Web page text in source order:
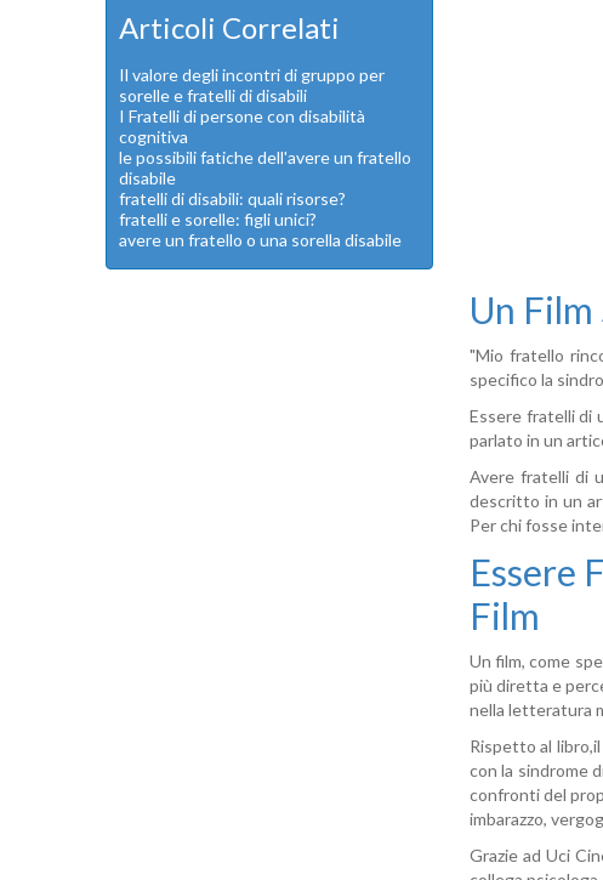
Articoli Correlati
Il valore degli incontri di gruppo per
sorelle e fratelli di disabili
I Fratelli di persone con disabilità
cognitiva
le possibili fatiche dell'avere un fratello
disabile
fratelli di disabili: quali risorse?
fratelli e sorelle: figli unici?
avere un fratello o una sorella disabile
Un
"Mio fratello
specifico la
Essere fratelli di
parlato in un
Avere fratelli di
descritto in un
Per chi fosse
Essere
Film
Un film, come
più diretta e
nella letteratura
Rispetto al
con la sindrome
confronti del
imbarazzo,
Grazie ad Uci